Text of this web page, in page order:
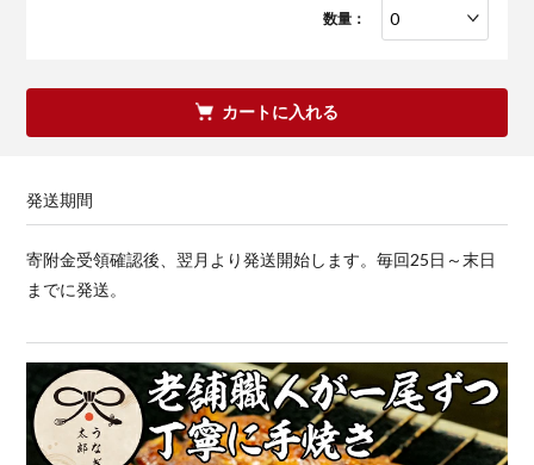
数量：
カートに入れる
発送期間
寄附金受領確認後、翌月より発送開始します。毎回25日～末日
までに発送。